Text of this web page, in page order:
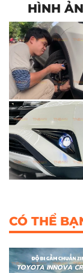
HÌNH
CÓ THỂ